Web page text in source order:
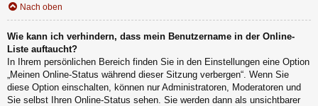
Nach oben
Wie kann ich verhindern, dass mein Benutzername in der Online-
Liste auftaucht?
In Ihrem persönlichen Bereich finden Sie in den Einstellungen eine Option
„Meinen Online-Status während dieser Sitzung verbergen“. Wenn Sie
diese Option einschalten, können nur Administratoren, Moderatoren und
Sie selbst Ihren Online-Status sehen. Sie werden dann als unsichtbarer